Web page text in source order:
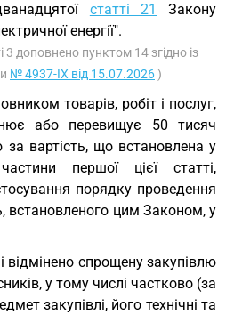
статті 21
Закону
енергії".
3 доповнено пунктом 14 згідно із
№ 4937-IX від 15.07.2026)
товарів, робіт і послуг,
або перевищує 50 тисяч
вартість, що встановлена у
першої цієї статті,
порядку проведення
встановленого цим Законом, у
відмінено спрощену закупівлю
у тому числі частково (за
закупівлі, його технічні та